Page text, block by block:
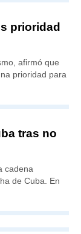
prioridad
afirmó que
prioridad para
tras no
cadena
de Cuba. En